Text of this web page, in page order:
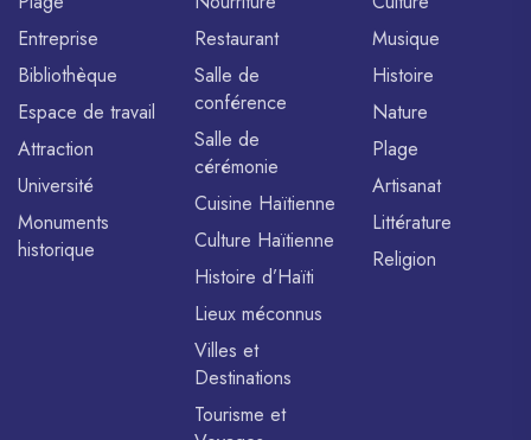
Entreprise
Bibliothèque
Espace de travail
Attraction
Université
Monuments
historique
Restaurant
Salle de
conférence
Salle de
cérémonie
Cuisine Haïtienne
Culture Haïtienne
Histoire d’Haïti
Lieux méconnus
Villes et
Destinations
Tourisme et
Musique
Histoire
Nature
Plage
Artisanat
Littérature
Religion